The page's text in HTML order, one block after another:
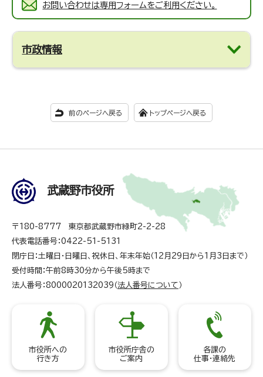
お問い合わせは専用フォームをご利用ください。
市政情報
前のページへ戻る トップページへ戻る
武蔵野市役所
〒180-8777 東京都武蔵野市緑町2-2-28
代表電話番号：0422-51-5131
閉庁日：土曜日・日曜日、祝休日、年末年始（12月29日から1月3日まで）
受付時間：午前8時30分から午後5時まで
法人番号：8000020132039（ 法人番号について ）
市役所への
行き方
市役所庁舎の
ご案内
各課の
仕事・連絡先